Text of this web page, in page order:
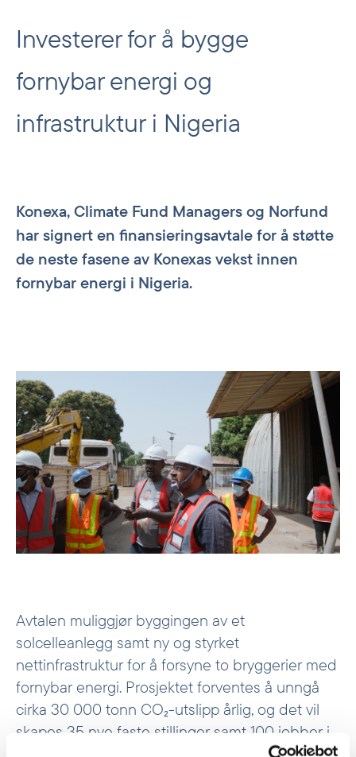
Investerer for å bygge
fornybar energi og
infrastruktur i Nigeria
Konexa, Climate Fund Managers og Norfund
har signert en finansieringsavtale for å støtte
de neste fasene av Konexas vekst innen
fornybar energi i Nigeria.
Avtalen muliggjør byggingen av et
solcelleanlegg samt ny og styrket
nettinfrastruktur for å forsyne to bryggerier med
fornybar energi. Prosjektet forventes å unngå
cirka 30 000 tonn CO₂-utslipp årlig, og det vil
skapes 35 nye faste stillinger samt 100 jobber i